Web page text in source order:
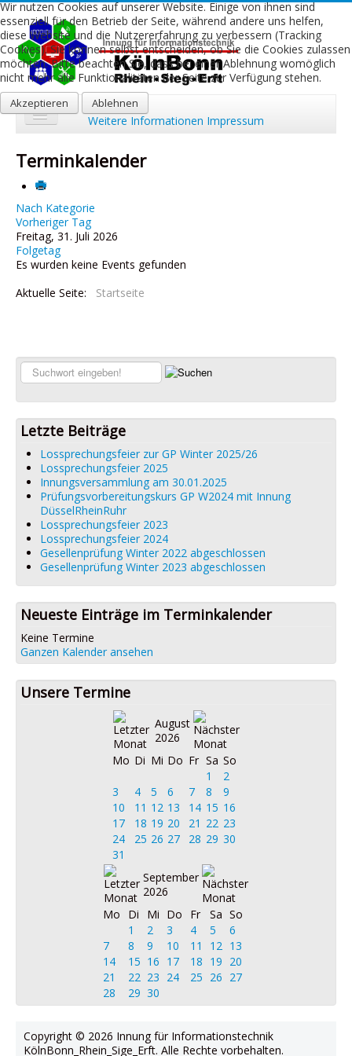
Über uns
Leistungen
Ausbildung
Fachbetriebe
Links
Impressum
Terminkalender
Nach Kategorie
Vorheriger Tag
Freitag, 31. Juli 2026
Folgetag
Es wurden keine Events gefunden
Aktuelle Seite:
Startseite
Suchen...
Letzte Beiträge
Lossprechungsfeier zur GP Winter 2025/26
Lossprechungsfeier 2025
Innungsversammlung am 30.01.2025
Prüfungsvorbereitungskurs GP W2024 mit Innung
DüsselRheinRuhr
Lossprechungsfeier 2023
Lossprechungsfeier 2024
Gesellenprüfung Winter 2022 abgeschlossen
Gesellenprüfung Winter 2023 abgeschlossen
Neueste Einträge im Terminkalender
Keine Termine
Ganzen Kalender ansehen
Unsere Termine
August
2026
Mo Di Mi Do Fr Sa So
1
2
3
4 5 6 7 8
9
10
11 12 13 14 15 16
17
18 19 20 21 22 23
24
25 26 27 28 29 30
31
September
2026
Mo
Di Mi Do Fr Sa So
1
2 3 4 5
6
7
8 9 10 11 12 13
14
15 16 17 18 19 20
21
22 23 24 25 26 27
28
29 30
Copyright © 2026 Innung für Informationstechnik
KölnBonn_Rhein_Sige_Erft. Alle Rechte vorbehalten.
Wir nutzen Cookies auf unserer Website. Einige von ihnen sind
essenziell für den Betrieb der Seite, während andere uns helfen,
diese Website und die Nutzererfahrung zu verbessern (Tracking
Cookies). Sie können selbst entscheiden, ob Sie die Cookies zulassen
möchten. Bitte beachten Sie, dass bei einer Ablehnung womöglich
nicht mehr alle Funktionalitäten der Seite zur Verfügung stehen.
Akzeptieren Ablehnen
Weitere Informationen Impressum